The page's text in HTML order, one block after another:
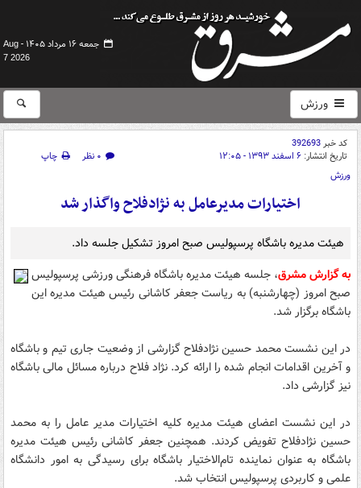
جمعه ۱۶ مرداد ۱۴۰۵ -
Aug
7 2026
ورزش
کد خبر392693
تاریخ انتشار: ۶ اسفند ۱۳۹۳ - ۱۲:۰۵ ۰ نظر
چاپ
ورزش
اختیارات مدیرعامل به نژادفلاح واگذار شد
هیئت مدیره باشگاه پرسپولیس صبح امروز تشکیل جلسه داد.
به گزارش مشرق، جلسه هیئت مدیره باشگاه فرهنگی ورزشی پرسپولیس
صبح امروز (چهارشنبه) به ریاست جعفر کاشانی رئیس هیئت مدیره این
باشگاه برگزار شد.
در این نشست محمد حسین نژادفلاح گزارشی از وضعیت جاری تیم و باشگاه
و آخرین اقدامات انجام شده را ارائه کرد. نژاد فلاح درباره مسائل مالی باشگاه
نیز گزارشی داد.
در این نشست اعضای هیئت مدیره کلیه اختیارات مدیر عامل را به محمد
حسین نژادفلاح تفویض کردند. همچنین جعفر کاشانی رئیس هیئت مدیره
باشگاه به عنوان نماینده تام‌الاختیار باشگاه برای رسیدگی به امور دانشگاه
علمی و کاربردی پرسپولیس انتخاب شد.